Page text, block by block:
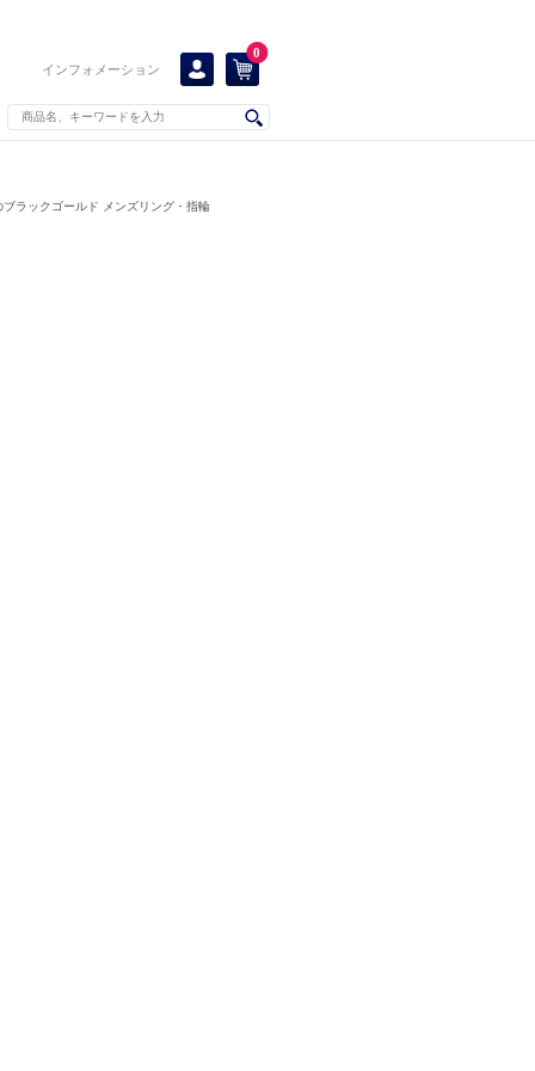
インフォメーション
0
ブラックゴールド メンズリング・指輪